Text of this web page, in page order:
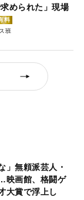
められた」現場
料
班
」無頼派芸人・
映画館、格闘ゲ
大賞で浮上し